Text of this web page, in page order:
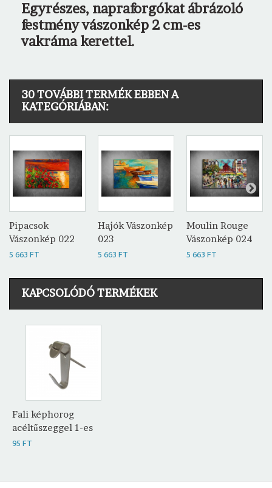
Egyrészes, napraforgókat ábrázoló
festmény vászonkép 2 cm-es
vakráma kerettel.
30 TOVÁBBI TERMÉK EBBEN A
KATEGÓRIÁBAN:
Pipacsok
Vászonkép 022
5 663 FT
Hajók Vászonkép
023
5 663 FT
Moulin Rouge
Vászonkép 024
5 663 FT
KAPCSOLÓDÓ TERMÉKEK
Fali képhorog
acéltűszeggel 1-es
95 FT